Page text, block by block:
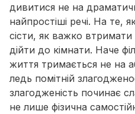
дивитися не на
найпростіші речі. На те,
сісти, як важко
дійти до кімнати. Наче
життя тримається не на
ледь помітній
злагодженість починає
не лише фізична